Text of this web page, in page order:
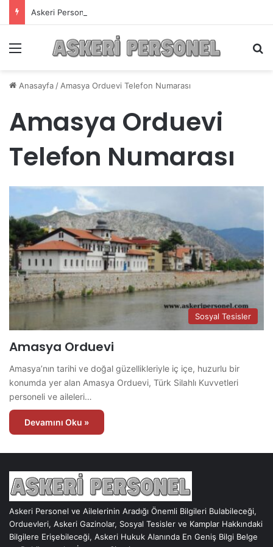
Askeri Personelin Güncel Haber ve Bilgi Sitesi.
Anasayfa / Amasya Orduevi Telefon Numarası
Amasya Orduevi
Telefon Numarası
Sosyal Tesisler
Amasya Orduevi
Amasya’nın tarihi ve doğal güzellikleriyle iç içe, huzurlu bir
konumda yer alan Amasya Orduevi, Türk Silahlı Kuvvetleri
personeli ve aileleri…
Devamını Oku »
Askeri Personel ve Ailelerinin Aradığı Önemli Bilgileri Bulabileceği,
Orduevleri, Askeri Gazinolar, Sosyal Tesisler ve Kamplar Hakkındaki
Bilgilere Erişebileceği, Askeri Hukuk Alanında En Geniş Bilgi Belge